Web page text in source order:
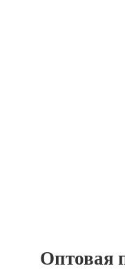
Оптовая